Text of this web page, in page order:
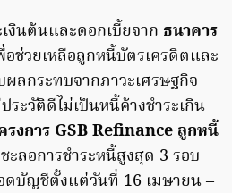
งินต้นและดอกเบี้ยจาก ธนาคาร
อช่วยเหลือลูกหนี้บัตรเครดิตและ
ลกระทบจากภาวะเศรษฐกิจ
ะวัติดีไม่เป็นหนี้ค้างชำระเกิน
รงการ GSB Refinance ลูกหนี้
ะลอการชำระหนี้สูงสุด 3 รอบ
บัญชีตั้งแต่วันที่ 16 เมษายน –